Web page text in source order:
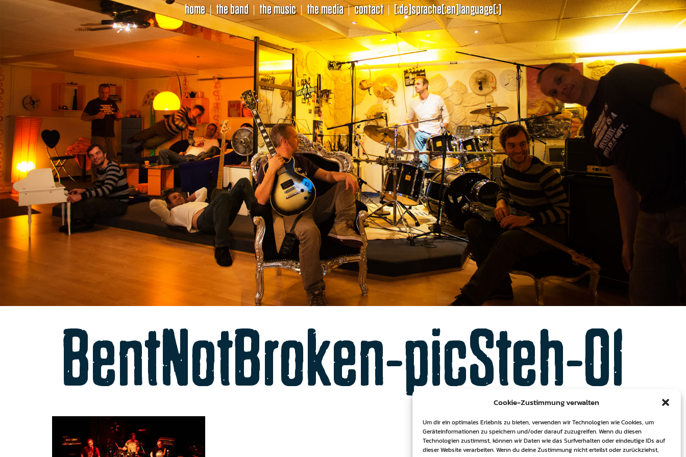
Cookie-Zustimmung verwalten
Um dir ein optimales Erlebnis zu bieten, verwenden wir Technologien wie Cookies, um
Geräteinformationen zu speichern und/oder darauf zuzugreifen. Wenn du diesen
Technologien zustimmst, können wir Daten wie das Surfverhalten oder eindeutige IDs auf
dieser Website verarbeiten. Wenn du deine Zustimmung nicht erteilst oder zurückziehst,
home the band the music the media contact [:de]sprache[:en]language[:]
BentNotBroken-picSteh-01